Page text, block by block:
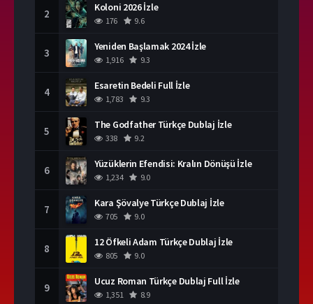
2 Koloni 2026 İzle
176 9.6
3 Yeniden Başlamak 2024 İzle
1,916 9.3
4 Esaretin Bedeli Full İzle
1,783 9.3
5 The Godfather Türkçe Dublaj İzle
338 9.2
6 Yüzüklerin Efendisi: Kralın Dönüşü İzle
1,234 9.0
7 Kara Şövalye Türkçe Dublaj İzle
705 9.0
8 12 Öfkeli Adam Türkçe Dublaj İzle
805 9.0
9 Ucuz Roman Türkçe Dublaj Full İzle
1,351 8.9